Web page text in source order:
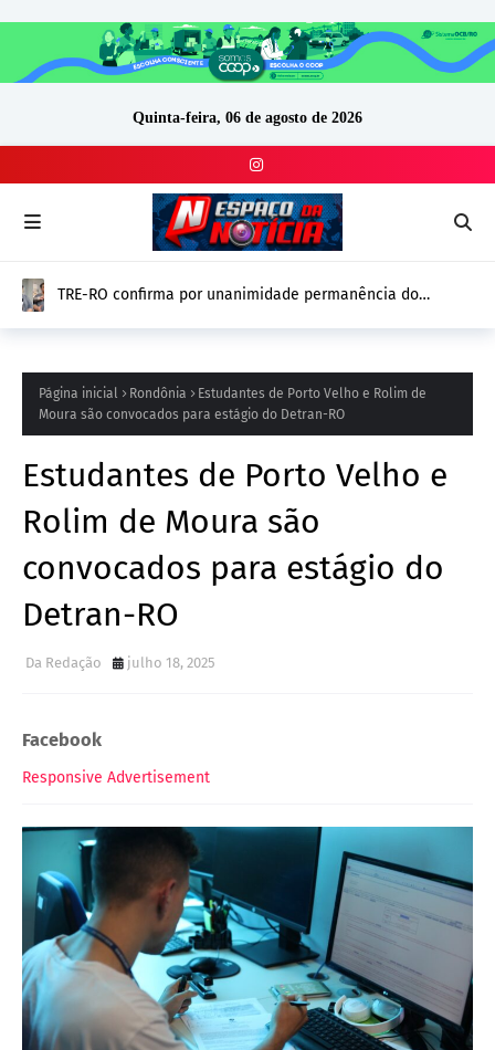
Quinta-feira, 06 de agosto de 2026
TRE-RO confirma por unanimidade permanência do
Página inicial Rondônia
Estudantes de Porto Velho e Rolim de
Moura são convocados para estágio do Detran-RO
Estudantes de Porto Velho e
Rolim de Moura são
convocados para estágio do
Detran-RO
Da Redação julho 18, 2025
Facebook
Responsive Advertisement